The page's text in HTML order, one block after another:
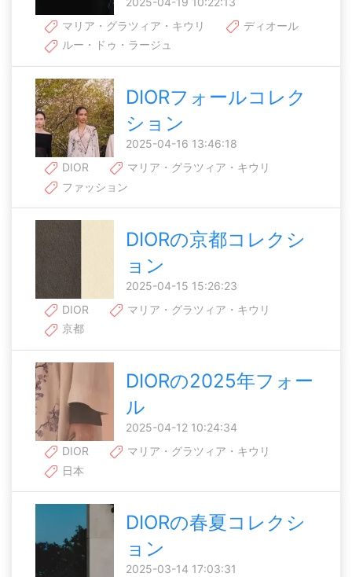
マリア・グラツィア・キウリ
ディオール
ルー・ドゥ・ラージュ
DIORフォールコレク
ション
2025-04-16 13:46:18
DIOR
マリア・グラツィア・キウリ
ファッション
DIORの京都コレクシ
ョン
2025-04-15 15:26:23
DIOR
マリア・グラツィア・キウリ
京都
DIORの2025年フォー
ル
2025-04-12 10:24:34
DIOR
マリア・グラツィア・キウリ
日本
DIORの春夏コレクシ
ョン
2025-03-14 17:03:31